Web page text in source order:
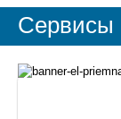
Сервисы